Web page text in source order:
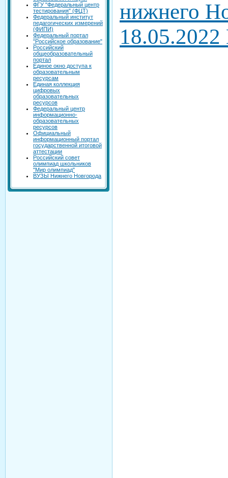
ФГУ "Федеральный центр
тестирования" (ФЦТ)
Федеральный институт
педагогических измерений
(ФИПИ)
Федеральный портал
"Российское образование"
Российский
общеобразовательный
портал
Единое окно доступа к
образовательным
ресурсам
Единая коллекция
цифровых
образовательных
ресурсов
Федеральный центр
информационно-
образовательных
ресурсов
Официальный
информационный портал
государственной итоговой
аттестации
Российский совет
олимпиад школьников
"Мир олимпиад"
ВУЗЫ Нижнего Новгорода
нижнего